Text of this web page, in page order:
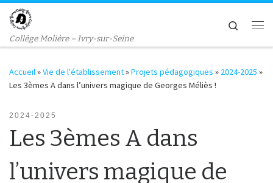
Passer au contenu
Collège Molière – Ivry-sur-Seine
Search
Accueil »Vie de l'établissement»Projets pédagogiques » 2024-2025 »
Les 3èmes A dans l’univers magique de Georges Méliès !
2024-2025
Les 3èmes A dans
l’univers magique de